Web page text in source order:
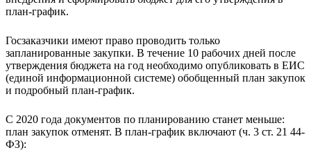
план-график.
Госзаказчики имеют право проводить только
запланированные закупки. В течение 10 рабочих дней после
утверждения бюджета на год необходимо опубликовать в ЕИС
(единой информационной системе) обобщенный план закупок
и подробный план-график.
С 2020 года документов по планированию станет меньше:
план закупок отменят. В план-график включают (ч. 3 ст. 21 44-
ФЗ):